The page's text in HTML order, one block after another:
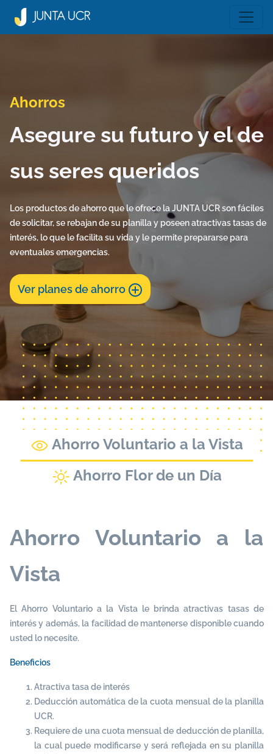
Ahorros
Asegure su futuro y el de
sus seres queridos
Los productos de ahorro que le ofrece la JUNTA UCR son fáciles
de solicitar, se rebajan de su planilla y poseen atractivas tasas de
interés, lo que le facilita su vida y le permite prepararse para
eventuales emergencias.
Ver planes de ahorro
Ahorro Voluntario a la Vista
Ahorro Flor de un Día
Ahorro Voluntario a la
Vista
El Ahorro Voluntario a la Vista le brinda atractivas tasas de
interés y además, la facilidad de mantenerse disponible cuando
usted lo necesite.
Beneficios
Atractiva tasa de interés
Deducción automática de la cuota mensual de la planilla
UCR.
Requiere de una cuota mensual de deducción de planilla,
la cual puede modificarse y será reflejada en su planilla